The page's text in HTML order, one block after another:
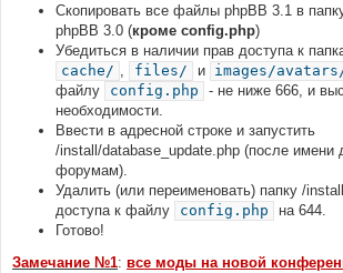
Скопировать все файлы phpBB 3.1 в
phpBB 3.0 (кроме config.php)
Убедиться в наличии прав доступа к
cache/
files/ и images/
файлу
config.php
- не ниже 666, и
необходимости.
Ввести в адресной строке и запустить
/install/database_update.php (после имени
форумам).
Удалить (или переименовать) папку /
доступа к файлу
config.php
на 644.
Готово!
Замечание №1: все моды на новой